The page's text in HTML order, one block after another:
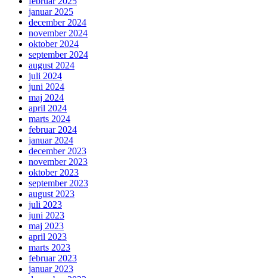
januar 2025
december 2024
november 2024
oktober 2024
september 2024
august 2024
juli 2024
juni 2024
maj 2024
april 2024
marts 2024
februar 2024
januar 2024
december 2023
november 2023
oktober 2023
september 2023
august 2023
juli 2023
juni 2023
maj 2023
april 2023
marts 2023
februar 2023
januar 2023